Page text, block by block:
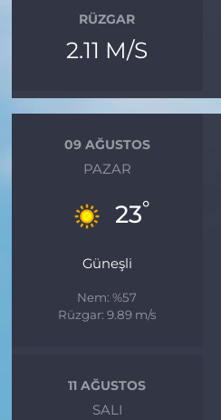
RÜZGAR
2.11 M/S
09 AĞUSTOS
PAZAR
23°
Güneşli
Nem: %57
Rüzgar: 9.89 m/s
11 AĞUSTOS
SALI